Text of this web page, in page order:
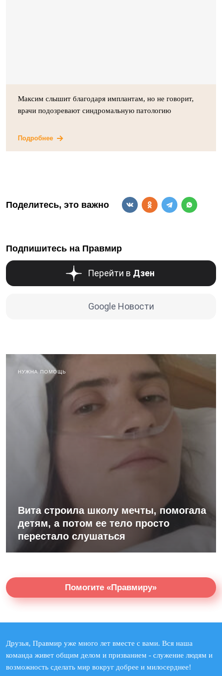
Максим слышит благодаря имплантам, но не говорит,
врачи подозревают синдромальную патологию
Подробнее
Поделитесь, это важно
Подпишитесь на Правмир
Перейти в Дзен
Google Новости
НУЖНА ПОМОЩЬ
Вита строила школу мечты, помогала
детям, а потом ее тело просто
перестало слушаться
Помогите «Правмиру»
Друзья, Правмир уже много лет вместе с вами. Вся наша
команда живет общим делом и призванием - служение людям и
возможность сделать мир вокруг добрее и милосерднее!